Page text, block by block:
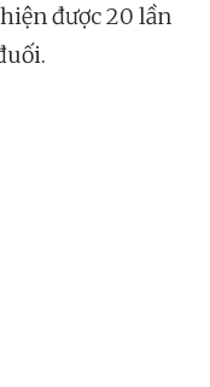
được 20 lần